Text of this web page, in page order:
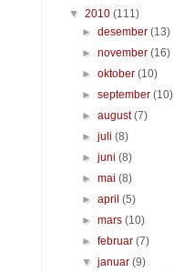
▼ 2010 (111)
►desember(13)
►november(16)
►oktober(10)
►september(10)
►august(7)
►juli(8)
►juni(8)
►mai(8)
►april(5)
►mars(10)
►februar(7)
▼januar(9)